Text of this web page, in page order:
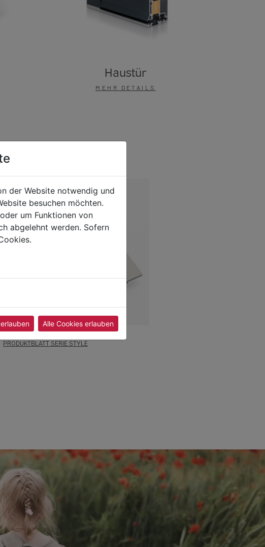
Haustür
MEHR DETAILS
DOWNLOAD
PRODUKTBLATT SERIE STYLE
der Website notwendig und
besuchen möchten.
um Funktionen von
abgelehnt werden. Sofern
Alle Cookies erlauben